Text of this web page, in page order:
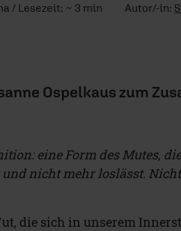
/ Lesezeit: ~ 3 min Autor/-in:
Ospelkaus zum
eine Form des Mutes,
nicht mehr loslässt.
die sich in unserem